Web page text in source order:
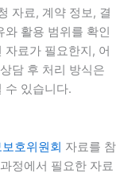
자료, 계약 정보, 결
활용 범위를 확인
료가 필요한지, 어
담 후 처리 방식은
수 있습니다.
호위원회 자료를 참
정에서 필요한 자료